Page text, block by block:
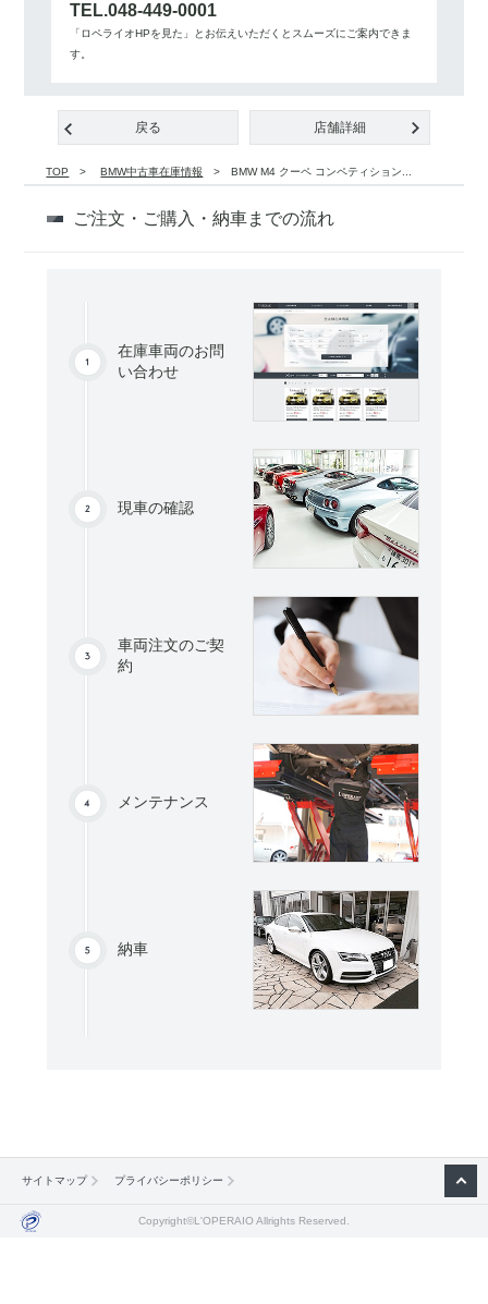
TEL.048-449-0001
「ロペライオHPを見た」とお伝えいただくとスムーズにご案内できま
す。
戻る 店舗詳細
TOP BMW中古車在庫情報 BMW M4 クーペ コンペティション...
ご注文・ご購入・納車までの流れ
在庫車両のお問
い合わせ
現車の確認
車両注文のご契
約
メンテナンス
納車
サイトマップ プライバシーポリシー
Copyright©L'OPERAIO Allrights Reserved.